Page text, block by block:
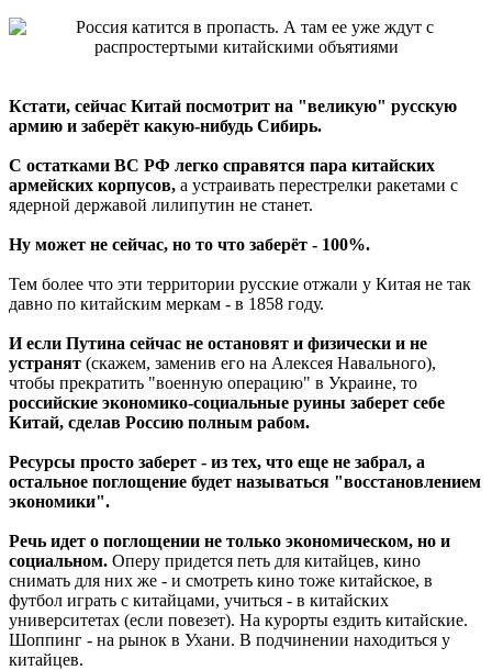
Кстати, сейчас Китай посмотрит на "великую" русскую
армию и заберёт какую-нибудь Сибирь.
С остатками ВС РФ легко справятся пара китайских
армейских корпусов, а устраивать перестрелки ракетами с
ядерной державой лилипутин не станет.
Ну может не сейчас, но то что заберёт - 100%.
Тем более что эти территории русские отжали у Китая не так
давно по китайским меркам - в 1858 году.
И если Путина сейчас не остановят и физически и не
устранят (скажем, заменив его на Алексея Навального),
чтобы прекратить "военную операцию" в Украине, то
российские экономико-социальные руины заберет себе
Китай, сделав Россию полным рабом.
Ресурсы просто заберет - из тех, что еще не забрал, а
остальное поглощение будет называться "восстановлением
экономики".
Речь идет о поглощении не только экономическом, но и
социальном. Оперу придется петь для китайцев, кино
снимать для них же - и смотреть кино тоже китайское, в
футбол играть с китайцами, учиться - в китайских
университетах (если повезет). На курорты ездить китайские.
Шоппинг - на рынок в Ухани. В подчинении находиться у
китайцев.